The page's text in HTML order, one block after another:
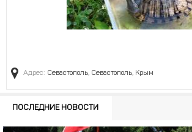
Адрес: Севастополь, Севастополь, Крым
ПОСЛЕДНИЕ НОВОСТИ